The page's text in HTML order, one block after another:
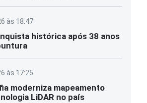
às 18:47
histórica após 38 anos
às 17:25
moderniza mapeamento
LiDAR no país